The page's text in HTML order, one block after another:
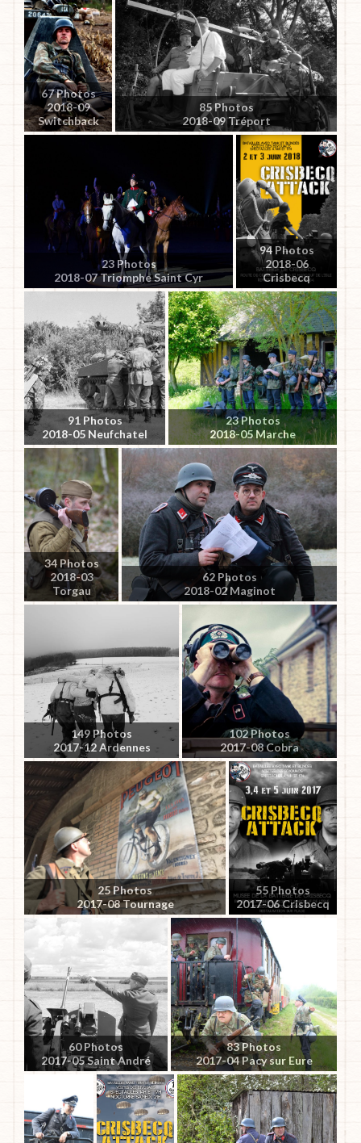
67 Photos
2018-09
Switchback
85 Photos
2018-09 Tréport
23 Photos
2018-07 Triomphe Saint Cyr
94 Photos
2018-06
Crisbecq
91 Photos
2018-05 Neufchatel
23 Photos
2018-05 Marche
34 Photos
2018-03
Torgau
62 Photos
2018-02 Maginot
149 Photos
2017-12 Ardennes
102 Photos
2017-08 Cobra
25 Photos
2017-08 Tournage
55 Photos
2017-06 Crisbecq
60 Photos
2017-05 Saint André
83 Photos
2017-04 Pacy sur Eure